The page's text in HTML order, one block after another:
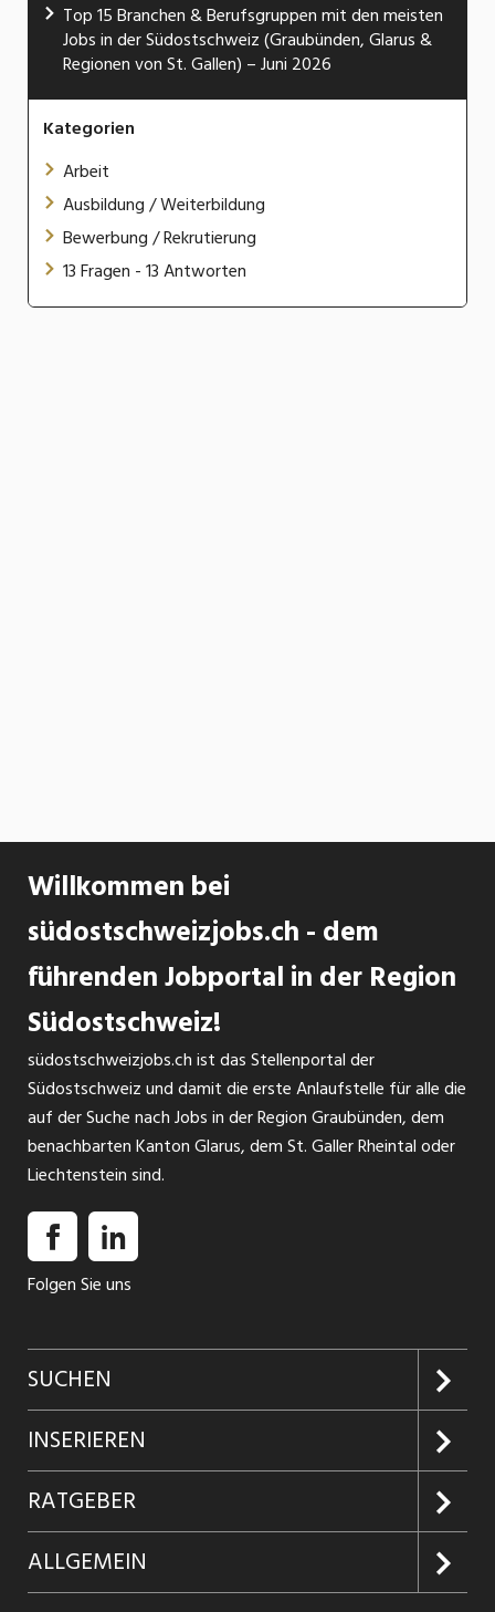
Top 15 Branchen & Berufsgruppen mit den meisten
Jobs in der Südostschweiz (Graubünden, Glarus &
Regionen von St. Gallen) – Juni 2026
Kategorien
Arbeit
Ausbildung / Weiterbildung
Bewerbung / Rekrutierung
13 Fragen - 13 Antworten
Willkommen bei
südostschweizjobs.ch - dem
führenden Jobportal in der Region
Südostschweiz!
südostschweizjobs.ch ist das Stellenportal der
Südostschweiz und damit die erste Anlaufstelle für alle die
auf der Suche nach Jobs in der Region Graubünden, dem
benachbarten Kanton Glarus, dem St. Galler Rheintal oder
Liechtenstein sind.
Folgen Sie uns
SUCHEN
Jobs suchen
Jobabo
Firmen entdecken
Jobs in Graubünden
INSERIEREN
Kundenlogin
Inserieren
Produkte
RATGEBER
Glossar
ALLGEMEIN